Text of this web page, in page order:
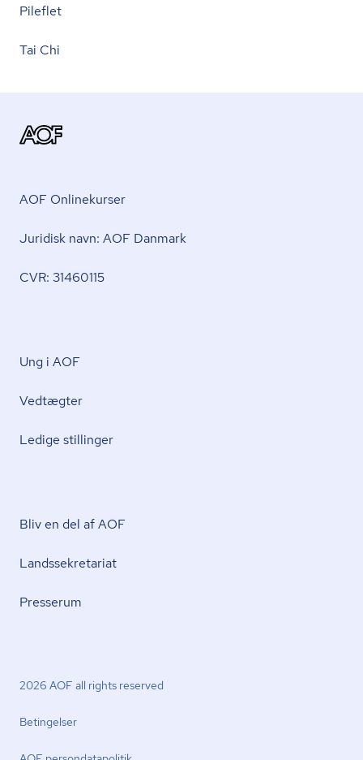
Pileflet
Tai Chi
AOF Onlinekurser
Juridisk navn: AOF Danmark
CVR: 31460115
Ung i AOF
Vedtægter
Ledige stillinger
Bliv en del af AOF
Lands­se­kre­ta­ri­at
Presserum
2026 AOF all rights reserved
Betingelser